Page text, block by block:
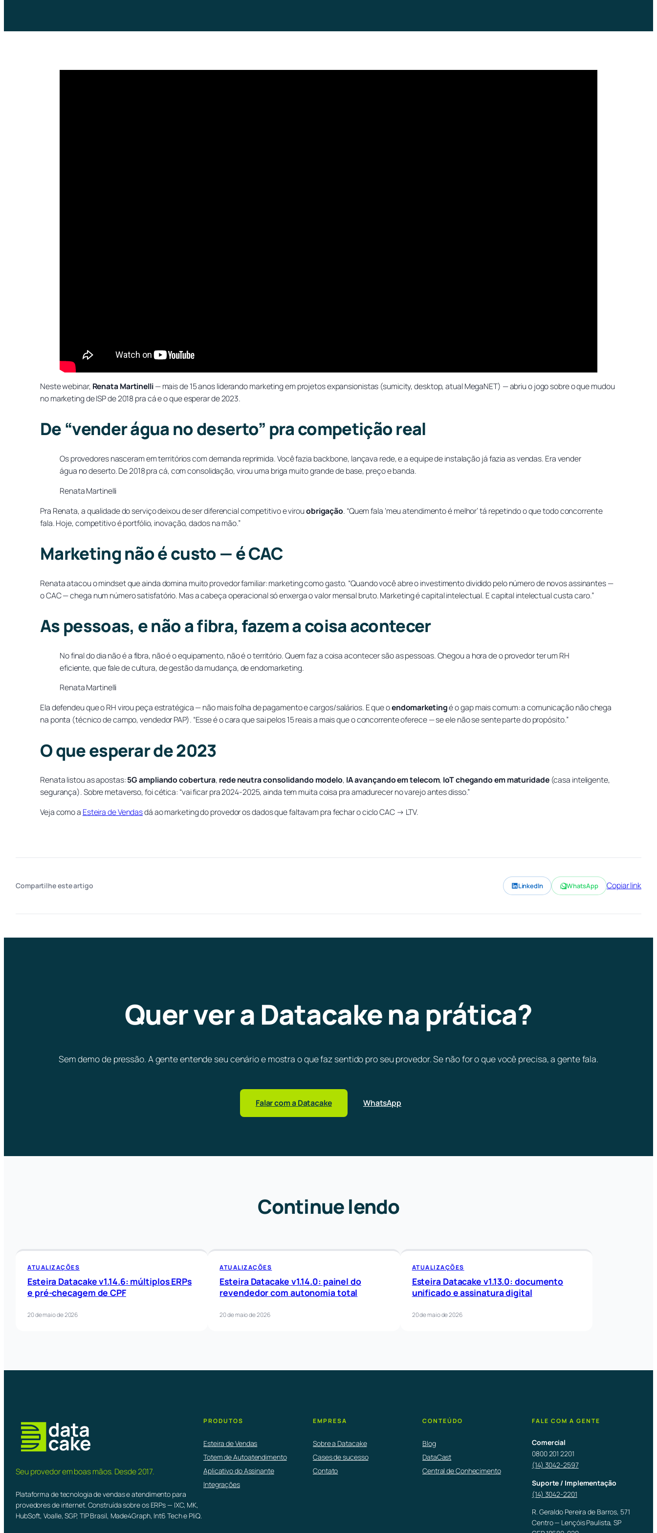
Neste webinar, Renata Martinelli— mais de 15 anos liderando marketing em projetos expansionistas (sumicity, desktop, atual MegaNET) — abriu o jogo sobre o que mudou
no marketing de ISP de 2018 pra cá e o que esperar de 2023.
De “vender água no deserto” pra competição real
Os provedores nasceram em territórios com demanda reprimida. Você fazia backbone, lançava rede, e a equipe de instalação já fazia as vendas. Era vender
água no deserto. De 2018 pra cá, com consolidação, virou uma briga muito grande de base, preço e banda.
Renata Martinelli
Pra Renata, a qualidade do serviço deixou de ser diferencial competitivo e virouobrigação. “Quem fala ‘meu atendimento é melhor’ tá repetindo o que todo concorrente
fala. Hoje, competitivo é portfólio, inovação, dados na mão.”
Marketing não é custo — é CAC
Renata atacou o mindset que ainda domina muito provedor familiar: marketing como gasto. “Quando você abre o investimento dividido pelo número de novos assinantes —
o CAC — chega num número satisfatório. Mas a cabeça operacional só enxerga o valor mensal bruto. Marketing é capital intelectual. E capital intelectual custa caro.”
As pessoas, e não a fibra, fazem a coisa acontecer
No final do dia não é a fibra, não é o equipamento, não é o território. Quem faz a coisa acontecer são as pessoas. Chegou a hora de o provedor ter um RH
eficiente, que fale de cultura, de gestão da mudança, de endomarketing.
Renata Martinelli
Ela defendeu que o RH virou peça estratégica — não mais folha de pagamento e cargos/salários. E que oendomarketingé o gap mais comum: a comunicação não chega
na ponta (técnico de campo, vendedor PAP). “Esse é o cara que sai pelos 15 reais a mais que o concorrente oferece — se ele não se sente parte do propósito.”
O que esperar de 2023
Renata listou as apostas:5G ampliando cobertura, rede neutra consolidando modelo, IA avançando em telecom, IoT chegando em maturidade(casa inteligente,
segurança). Sobre metaverso, foi cética: “vai ficar pra 2024-2025, ainda tem muita coisa pra amadurecer no varejo antes disso.”
Veja como a Esteira de Vendasdá ao marketing do provedor os dados que faltavam pra fechar o ciclo CAC → LTV.
Compartilhe este artigo LinkedIn WhatsApp Copiar link
Quer ver a Datacake na prática?
Sem demo de pressão. A gente entende seu cenário e mostra o que faz sentido pro seu provedor. Se não for o que você precisa, a gente fala.
Falar com a Datacake WhatsApp
Continue lendo
ATUALIZAÇÕES
Esteira Datacake v1.14.6: múltiplos ERPs
e pré-checagem de CPF
20 de maio de 2026
ATUALIZAÇÕES
Esteira Datacake v1.14.0: painel do
revendedor com autonomia total
20 de maio de 2026
ATUALIZAÇÕES
Esteira Datacake v1.13.0: documento
unificado e assinatura digital
20 de maio de 2026
Seu provedor em boas mãos. Desde 2017.
Plataforma de tecnologia de vendas e atendimento para
provedores de internet. Construída sobre os ERPs — IXC, MK,
HubSoft, Voalle, SGP, TIP Brasil, Made4Graph, Int6 Tech e PliQ.
PRODUTOS
Esteira de Vendas
Totem de Autoatendimento
Aplicativo do Assinante
Integrações
EMPRESA
Sobre a Datacake
Cases de sucesso
Contato
CONTEÚDO
Blog
DataCast
Central de Conhecimento
FALE COM A GENTE
Comercial
0800 201 2201
(14) 3042-2597
Suporte / Implementação
(14) 3042-2201
R. Geraldo Pereira de Barros, 571
Centro — Lençóis Paulista, SP